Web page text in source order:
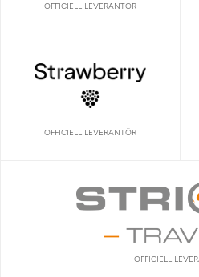
OFFICIELL LEVERANTÖR
OFFICIELL LEVERANTÖR
OFFICIELL